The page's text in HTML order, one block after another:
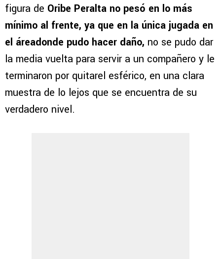
figura de Oribe Peralta no pesó en lo más
mínimo al frente, ya que en la única jugada en
el áreadonde pudo hacer daño, no se pudo dar
la media vuelta para servir a un compañero y le
terminaron por quitarel esférico, en una clara
muestra de lo lejos que se encuentra de su
verdadero nivel.